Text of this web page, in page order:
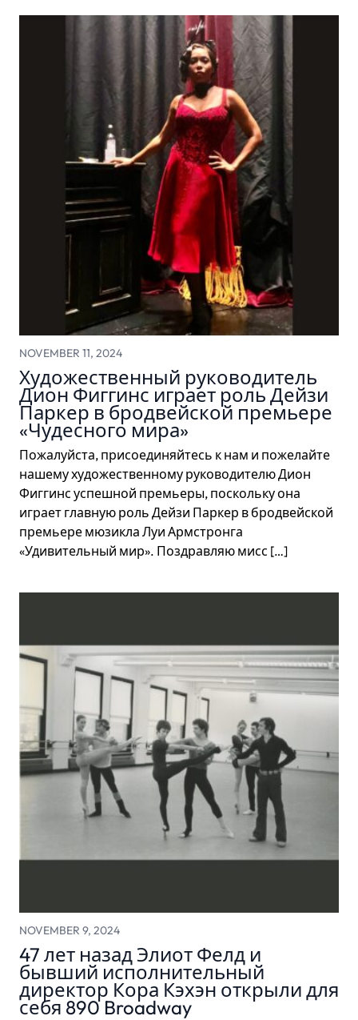
NOVEMBER 11, 2024
Художественный руководитель
Дион Фиггинс играет роль Дейзи
Паркер в бродвейской премьере
«Чудесного мира»
Пожалуйста, присоединяйтесь к нам и пожелайте
нашему художественному руководителю Дион
Фиггинс успешной премьеры, поскольку она
играет главную роль Дейзи Паркер в бродвейской
премьере мюзикла Луи Армстронга
«Удивительный мир». Поздравляю мисс […]
NOVEMBER 9, 2024
47 лет назад Элиот Фелд и
бывший исполнительный
директор Кора Кэхэн открыли для
себя 890 Broadway